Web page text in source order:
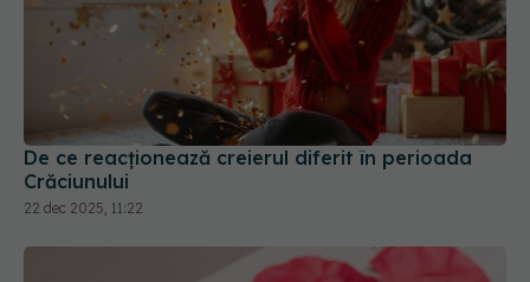
De ce reacționează creierul diferit în perioada
Crăciunului
22 dec 2025, 11:22